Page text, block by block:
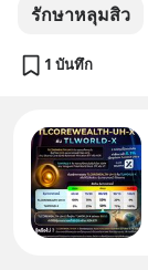
รักษาหลุมสิว
1 บันทึก